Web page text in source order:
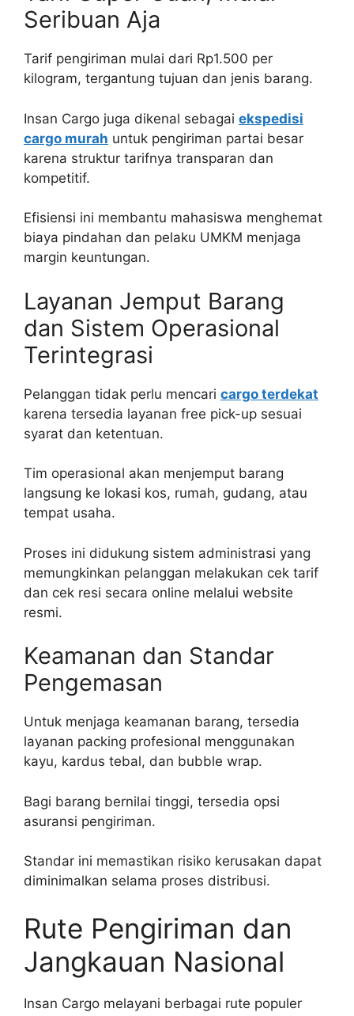
Seribuan Aja
Tarif pengiriman mulai dari Rp1.500 per
kilogram, tergantung tujuan dan jenis barang.
Insan Cargo juga dikenal sebagai ekspedisi
cargo murah untuk pengiriman partai besar
karena struktur tarifnya transparan dan
kompetitif.
Efisiensi ini membantu mahasiswa menghemat
biaya pindahan dan pelaku UMKM menjaga
margin keuntungan.
Layanan Jemput Barang
dan Sistem Operasional
Terintegrasi
Pelanggan tidak perlu mencari cargo terdekat
karena tersedia layanan free pick-up sesuai
syarat dan ketentuan.
Tim operasional akan menjemput barang
langsung ke lokasi kos, rumah, gudang, atau
tempat usaha.
Proses ini didukung sistem administrasi yang
memungkinkan pelanggan melakukan cek tarif
dan cek resi secara online melalui website
resmi.
Keamanan dan Standar
Pengemasan
Untuk menjaga keamanan barang, tersedia
layanan packing profesional menggunakan
kayu, kardus tebal, dan bubble wrap.
Bagi barang bernilai tinggi, tersedia opsi
asuransi pengiriman.
Standar ini memastikan risiko kerusakan dapat
diminimalkan selama proses distribusi.
Rute Pengiriman dan
Jangkauan Nasional
Insan Cargo melayani berbagai rute populer